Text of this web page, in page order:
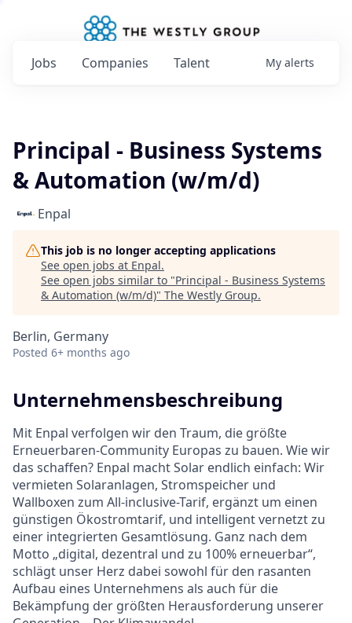
Jobs Companies Talent My alerts
Principal - Business Systems
& Automation (w/m/d)
Enpal
This job is no longer accepting applications
See open jobs at Enpal.
See open jobs similar to "Principal - Business Systems
& Automation (w/m/d)" The Westly Group.
Berlin, Germany
Posted 6+ months ago
Unternehmensbeschreibung
Mit Enpal verfolgen wir den Traum, die größte
Erneuerbaren-Community Europas zu bauen. Wie wir
das schaffen? Enpal macht Solar endlich einfach: Wir
vermieten Solaranlagen, Stromspeicher und
Wallboxen zum All-inclusive-Tarif, ergänzt um einen
günstigen Ökostromtarif, und intelligent vernetzt zu
einer integrierten Gesamtlösung. Ganz nach dem
Motto „digital, dezentral und zu 100% erneuerbar“,
schlägt unser Herz dabei sowohl für den rasanten
Aufbau eines Unternehmens als auch für die
Bekämpfung der größten Herausforderung unserer